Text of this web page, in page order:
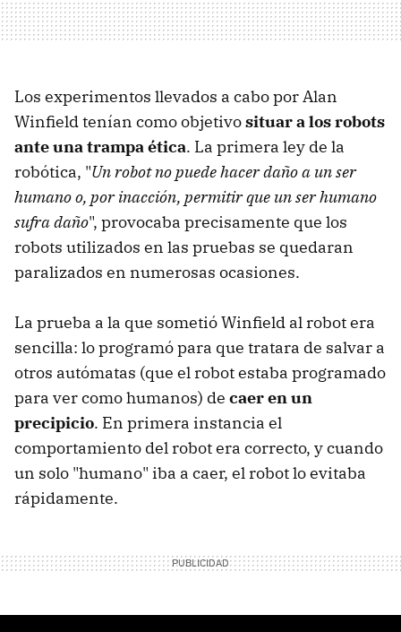
Los experimentos llevados a cabo por Alan
Winfield tenían como objetivosituar a los robots
ante una trampa ética. La primera ley de la
robótica, "Un robot no puede hacer daño a un ser
humano o, por inacción, permitir que un ser humano
sufra daño", provocaba precisamente que los
robots utilizados en las pruebas se quedaran
paralizados en numerosas ocasiones.
La prueba a la que sometió Winfield al robot era
sencilla: lo programó para que tratara de salvar a
otros autómatas (que el robot estaba programado
para ver como humanos) de caer en un
precipicio. En primera instancia el
comportamiento del robot era correcto, y cuando
un solo "humano" iba a caer, el robot lo evitaba
rápidamente.